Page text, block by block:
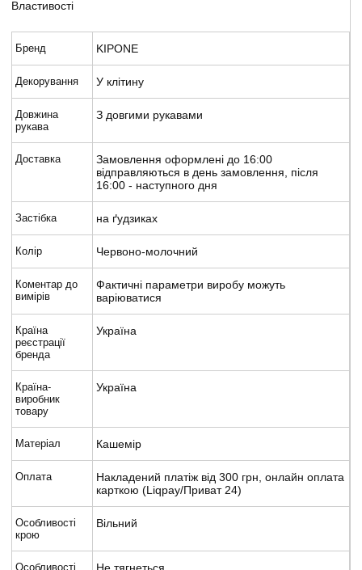
Властивості
Бренд KIPONE
Декорування У клітину
Довжина
рукава
З довгими рукавами
Доставка
Замовлення оформлені до 16:00
відправляються в день замовлення, після
16:00 - наступного дня
Застібка на ґудзиках
Колір Червоно-молочний
Коментар до
вимірів
Фактичні параметри виробу можуть
варіюватися
Країна
реєстрації
бренда
Україна
Країна-
виробник
товару
Україна
Матеріал Кашемір
Оплата
Накладений платіж від 300 грн, онлайн оплата
карткою (Liqpay/Приват 24)
Особливості
крою
Вільний
Особливості